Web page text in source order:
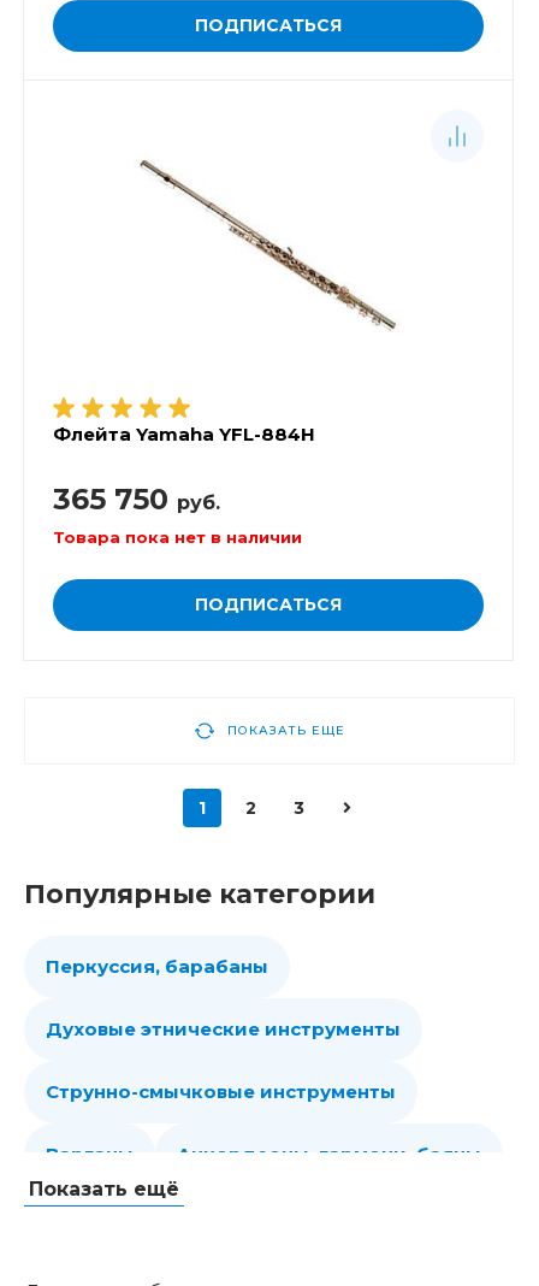
ПОДПИСАТЬСЯ
Флейта Yamaha YFL-884H
365 750 руб.
Товара пока нет в наличии
ПОДПИСАТЬСЯ
ПОКАЗАТЬ ЕЩЕ
1 2 3
Популярные категории
Перкуссия, барабаны
Духовые этнические инструменты
Струнно-смычковые инструменты
Варганы Аккордеоны, гармони, баяны
Показать ещё